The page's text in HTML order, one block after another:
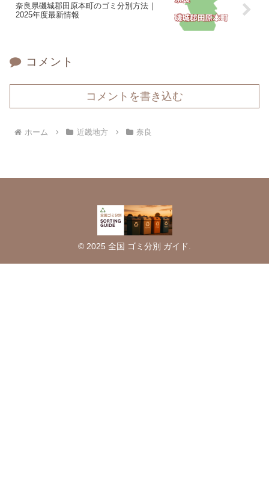
奈良県磯城郡田原本町のゴミ分別方法｜
2025年度最新情報
コメント
コメントを書き込む
ホーム 近畿地方 奈良
© 2025 全国 ゴミ分別 ガイド.